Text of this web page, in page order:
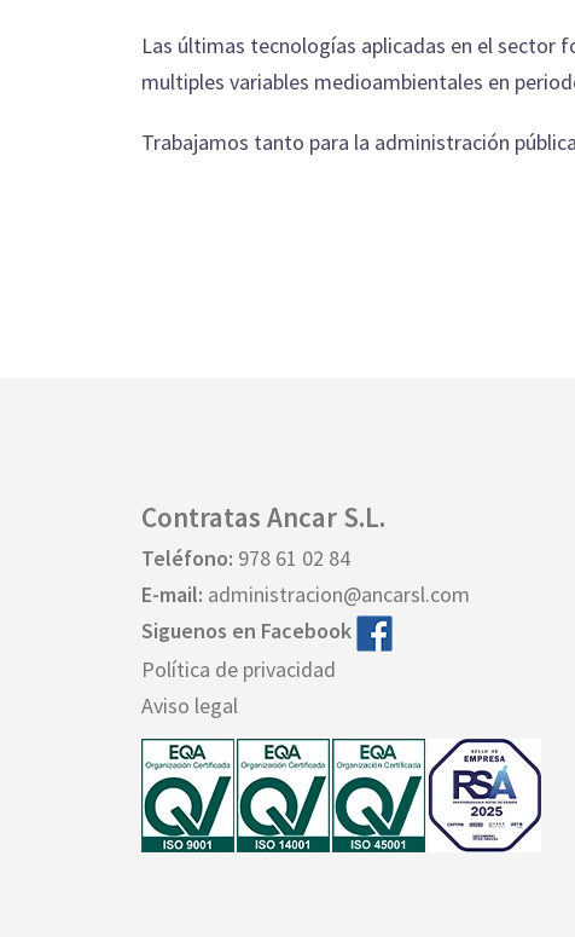
Las últimas tecnologías aplicadas en el sector
multiples variables medioambientales en
Trabajamos tanto para la administración
Contratas Ancar S.L.
Teléfono: 978 61 02 84
E-mail: administracion@ancarsl.com
Siguenos en Facebook
Política de privacidad
Aviso legal